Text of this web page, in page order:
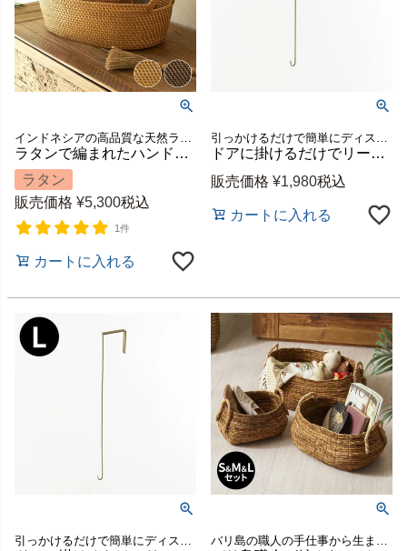
ラタンで編まれたハンドル付きの浅型オーバル収納バスケット（Sサイズ）[14178]
ラタン
販売価格 ¥5,300税込
1件
カートに入れる
ドアに掛けるだけでリースが飾れる BRASSのフック（S）[94821]
販売価格 ¥1,980税込
カートに入れる